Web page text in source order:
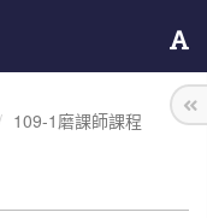
109-1磨課師課程